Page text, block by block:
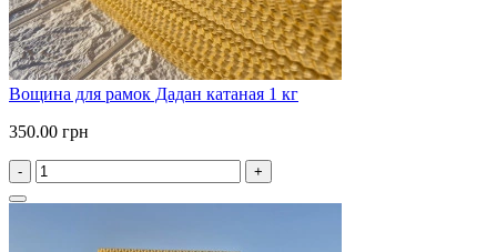
Вощина для рамок Дадан катаная 1 кг
350.00 грн
- +